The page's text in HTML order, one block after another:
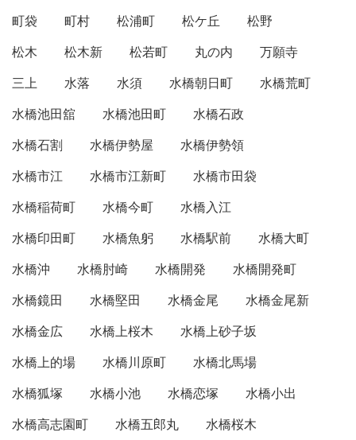
町袋
町村 松浦町 松ケ丘
松野
松木
松木新 松若町 丸の内
万願寺
三上
水落 水須 水橋朝日町
水橋荒町
水橋池田舘
水橋池田町
水橋石政
水橋石割
水橋伊勢屋
水橋伊勢領
水橋市江
水橋市江新町
水橋市田袋
水橋稲荷町
水橋今町
水橋入江
水橋印田町
水橋魚躬 水橋駅前
水橋大町
水橋沖
水橋肘崎 水橋開発
水橋開発町
水橋鏡田
水橋堅田 水橋金尾
水橋金尾新
水橋金広
水橋上桜木
水橋上砂子坂
水橋上的場
水橋川原町
水橋北馬場
水橋狐塚
水橋小池 水橋恋塚
水橋小出
水橋高志園町
水橋五郎丸
水橋桜木